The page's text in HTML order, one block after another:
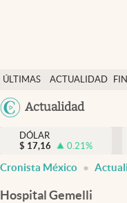
ÚLTIMAS
NOTICIAS
ACTUALIDAD
Actualidad
Actualidad
Finanzas y economía
Dólar y mercados
DÓLAR
$ 17,16 0.21%
Cronista México
Hospital Gemelli